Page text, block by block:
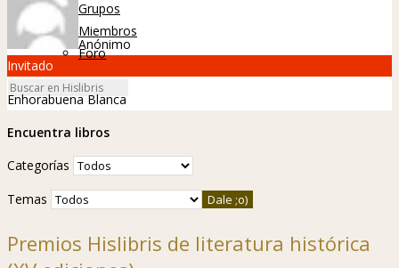
Grupos
Miembros
Foro
Anónimo
Invitado
Enhorabuena Blanca
Encuentra libros
Categorías
Temas
Premios Hislibris de literatura histórica